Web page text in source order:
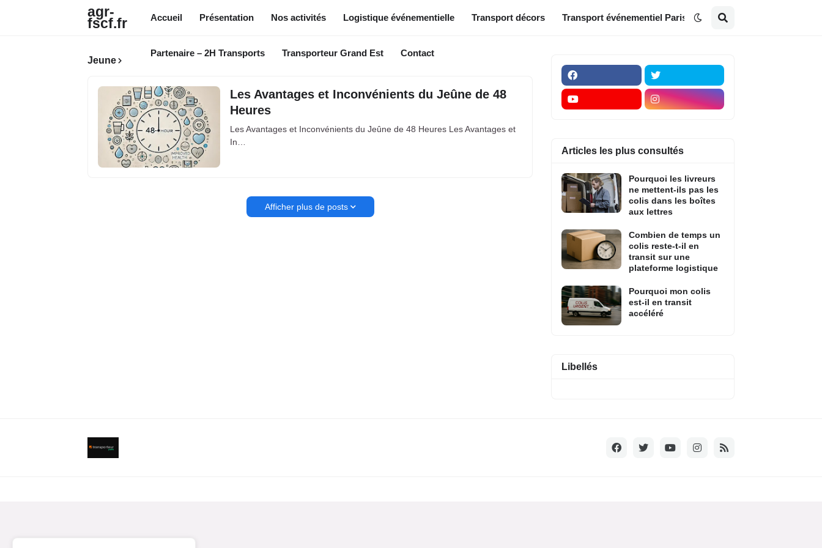
agr-
fscf.fr Accueil Présentation Nos activités Logistique événementielle Transport décors Transport événementiel Paris
Partenaire – 2H Transports Transporteur Grand Est Contact
Jeune
Les Avantages et Inconvénients du Jeûne de 48
Heures
Les Avantages et Inconvénients du Jeûne de 48 Heures Les Avantages et
In…
Afficher plus de posts
Articles les plus consultés
Pourquoi les livreurs
ne mettent-ils pas les
colis dans les boîtes
aux lettres
Combien de temps un
colis reste-t-il en
transit sur une
plateforme logistique
Pourquoi mon colis
est-il en transit
accéléré
Libellés